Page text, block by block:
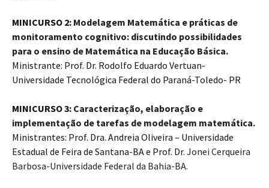
MINICURSO 2: Modelagem Matemática e práticas de
monitoramento cognitivo: discutindo possibilidades
para o ensino de Matemática na Educação Básica.
Ministrante: Prof. Dr. Rodolfo Eduardo Vertuan-
Universidade Tecnológica Federal do Paraná-Toledo- PR
MINICURSO 3: Caracterização, elaboração e
implementação de tarefas de modelagem matemática.
Ministrantes: Prof. Dra. Andreia Oliveira – Universidade
Estadual de Feira de Santana-BA e Prof. Dr. Jonei Cerqueira
Barbosa-Universidade Federal da Bahia-BA.